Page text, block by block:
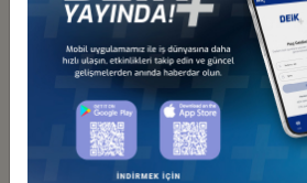
değerli ürünlerin imalatı, mühendislik,
nanoteknoloji gibi konuların ön planda
Vella, son dönemde özellikle ‘’genetik
yoğun çalışmaların yapıldığını
konusundaki çalışmalarda merkez ülke
hedeflediklerini belirten Vella; sağlık
ilerlediğine dikkat çekti. IT alanında ve
iddialı olduklarını belirten Vella, Türk-